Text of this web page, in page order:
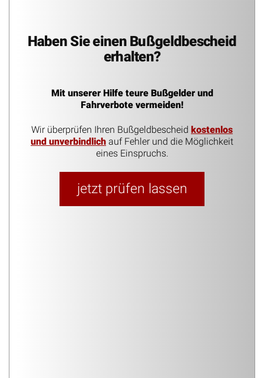
Haben Sie einen Bußgeldbescheid
erhalten?
Mit unserer Hilfe teure Bußgelder und
Fahrverbote vermeiden!
Wir überprüfen Ihren Bußgeldbescheid kostenlos
und unverbindlich auf Fehler und die Möglichkeit
eines Einspruchs.
jetzt prüfen lassen